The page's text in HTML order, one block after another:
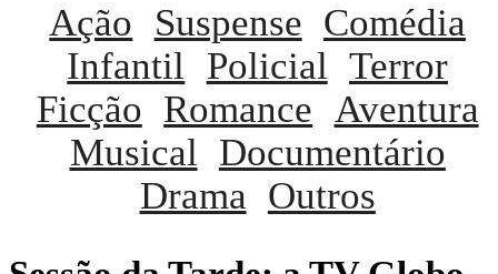
Ação Suspense Comédia
Infantil
Policial Terror
Ficção Romance Aventura
Musical
Documentário
Drama Outros